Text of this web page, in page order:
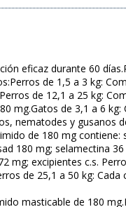
eficaz durante 60
de 1,5 a 3 kg:
de 12,1 a 25 kg:
mg.Gatos de 3,1 a 6
nematodes y gusanos
de 180 mg
180 mg; selamectina
excipientes c.s.
de 25,1 a 50 kg:
masticable de 180